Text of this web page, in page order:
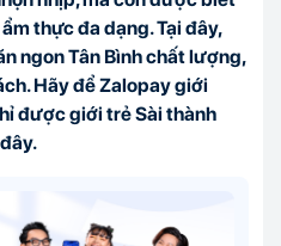
thực đa dạng. Tại đây,
ngon Tân Bình chất lượng,
Hãy để Zalopay giới
được giới trẻ Sài thành